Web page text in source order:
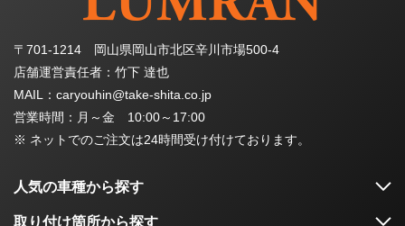
〒701-1214 岡山県岡山市北区辛川市場500-4
店舗運営責任者：竹下 達也
MAIL：caryouhin@take-shita.co.jp
営業時間：月～金 10:00～17:00
※ ネットでのご注文は24時間受け付けております。
人気の車種から探す
取り付け箇所から探す